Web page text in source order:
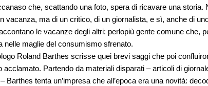
che, scattando una foto, spera di ricavare una storia.
vacanza, ma di un critico, di un giornalista, e sì, anche di
le vacanze degli altri: perlopiù gente comune che,
nelle maglie del consumismo sfrenato.
Roland Barthes scrisse quei brevi saggi che poi
acclamato. Partendo da materiali disparati – articoli di
tenta un’impresa che all’epoca era una novità: